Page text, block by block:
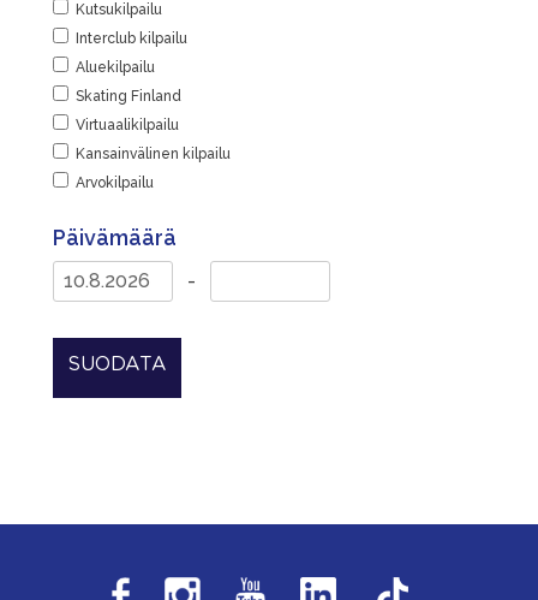
Kutsukilpailu
Interclub kilpailu
Aluekilpailu
Skating Finland
Virtuaalikilpailu
Kansainvälinen kilpailu
Arvokilpailu
Päivämäärä
-
SUODATA